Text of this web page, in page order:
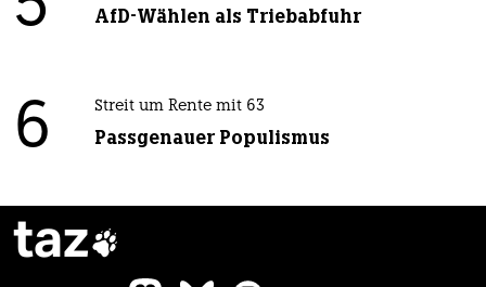
AfD-Wählen als Triebabfuhr
6 Streit um Rente mit 63
Passgenauer Populismus
taz